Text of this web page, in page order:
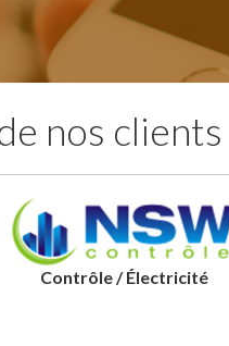
nos clients
Contrôle / Électricité